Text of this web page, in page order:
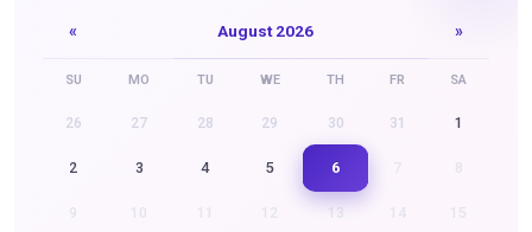
« August 2026 »
SU MO TU WE TH FR SA
26 27 28 29 30 31 1
2 3 4 5 6
13 15